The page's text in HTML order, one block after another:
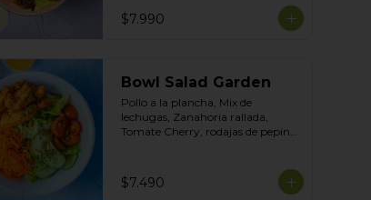
Limoneta y Ajo ahumado
$7.990
Bowl Salad Garden
Pollo a la plancha, Mix de
lechugas, Zanahoria rallada,
Tomate Cherry, rodajas de pepino
Ciboulette y Limoneta
$7.490